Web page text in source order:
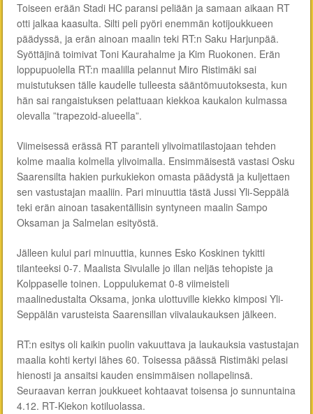
Toiseen erään Stadi HC paransi peliään ja samaan aikaan RT
otti jalkaa kaasulta. Silti peli pyöri enemmän kotijoukkueen
päädyssä, ja erän ainoan maalin teki RT:n Saku Harjunpää.
Syöttäjinä toimivat Toni Kaurahalme ja Kim Ruokonen. Erän
loppupuolella RT:n maalilla pelannut Miro Ristimäki sai
muistutuksen tälle kaudelle tulleesta sääntömuutoksesta, kun
hän sai rangaistuksen pelattuaan kiekkoa kaukalon kulmassa
olevalla ”trapezoid-alueella”.
Viimeisessä erässä RT paranteli ylivoimatilastojaan tehden
kolme maalia kolmella ylivoimalla. Ensimmäisestä vastasi Osku
Saarensilta hakien purkukiekon omasta päädystä ja kuljettaen
sen vastustajan maaliin. Pari minuuttia tästä Jussi Yli-Seppälä
teki erän ainoan tasakentällisin syntyneen maalin Sampo
Oksaman ja Salmelan esityöstä.
Jälleen kului pari minuuttia, kunnes Esko Koskinen tykitti
tilanteeksi 0-7. Maalista Sivulalle jo illan neljäs tehopiste ja
Kolppaselle toinen. Loppulukemat 0-8 viimeisteli
maalinedustalta Oksama, jonka ulottuville kiekko kimposi Yli-
Seppälän varusteista Saarensillan viivalaukauksen jälkeen.
RT:n esitys oli kaikin puolin vakuuttava ja laukauksia vastustajan
maalia kohti kertyi lähes 60. Toisessa päässä Ristimäki pelasi
hienosti ja ansaitsi kauden ensimmäisen nollapelinsä.
Seuraavan kerran joukkueet kohtaavat toisensa jo sunnuntaina
4.12. RT-Kiekon kotiluolassa.